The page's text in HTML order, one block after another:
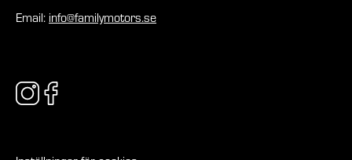
Email: info@familymotors.se